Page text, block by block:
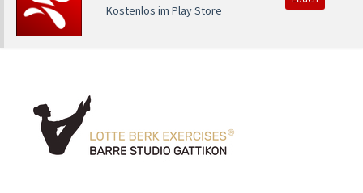
Kostenlos im Play Store